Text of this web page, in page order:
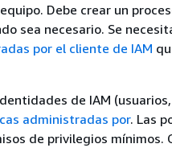
Debe crear un
sea necesario. Se
por el cliente de IAM
de IAM
administradas por. Las
de privilegios mínimos.